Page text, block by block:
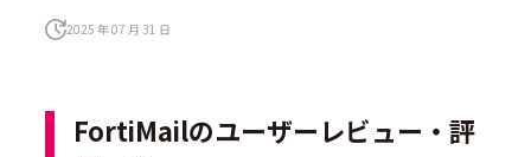
2025 年 07 月 31 日
FortiMailのユーザーレビュー・評